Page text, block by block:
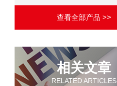
查看全部产品 >>
相关文章
RELATED ARTICLES